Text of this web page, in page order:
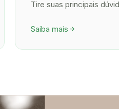
Tire suas principais
Saiba mais arrow_forward